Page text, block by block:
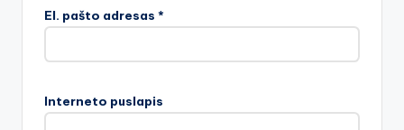
El. pašto adresas *
Interneto puslapis